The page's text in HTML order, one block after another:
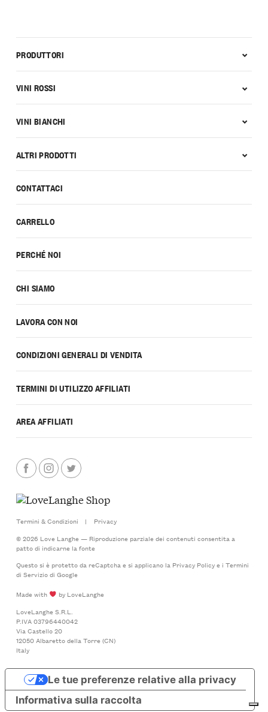
CONTATTACI
CARRELLO
PERCHÉ NOI
CHI SIAMO
LAVORA CON NOI
CONDIZIONI GENERALI DI VENDITA
TERMINI DI UTILIZZO AFFILIATI
AREA AFFILIATI
PRODUTTORI
VINI ROSSI
VINI BIANCHI
ALTRI PRODOTTI
Termini & Condizioni |
Privacy
© 2026 Love Langhe — Riproduzione parziale dei contenuti consentita a
patto di indicarne la fonte
Questo si è protetto da reCaptcha e si applicano la Privacy Policye i Termini
di Serviziodi Google
Made with
by LoveLanghe
LoveLanghe S.R.L.
P.IVA 03796440042
Via Castello 20
12050 Albaretto della Torre (CN)
Italy
Informativa sulla raccolta
Le tue preferenze relative alla privacy